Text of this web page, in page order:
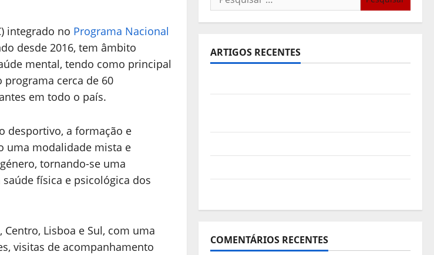
integrado no Programa Nacional
desde 2016, tem âmbito
mental, tendo como principal
cerca de 60
em todo o país.
desportivo, a formação e
uma modalidade mista e
tornando-se uma
física e psicológica dos
Lisboa e Sul, com uma
visitas de acompanhamento
por:
ARTIGOS RECENTES
COMENTÁRIOS RECENTES